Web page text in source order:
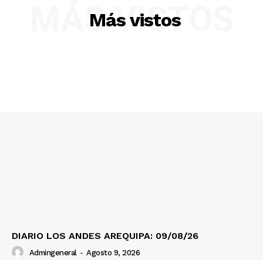
Más vistos
MÁS VISTOS
DIARIO LOS ANDES AREQUIPA: 09/08/26
Admingeneral - Agosto 9, 2026